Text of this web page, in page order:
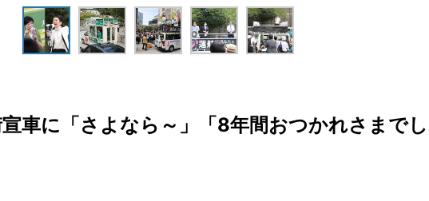
車に「さよなら～」「8年間おつかれさまでし